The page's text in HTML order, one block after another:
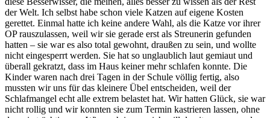
der Welt. Ich selbst habe schon viele Katzen auf eigene Kosten
gerettet. Einmal hatte ich keine andere Wahl, als die Katze vor ihrer
OP rauszulassen, weil wir sie gerade erst als Streunerin gefunden
hatten – sie war es also total gewohnt, draußen zu sein, und wollte
nicht eingesperrt werden. Sie hat so unglaublich laut gemiaut und
überall gekratzt, dass im Haus keiner mehr schlafen konnte. Die
Kinder waren nach drei Tagen in der Schule völlig fertig, also
mussten wir uns für das kleinere Übel entscheiden, weil der
Schlafmangel echt alle extrem belastet hat. Wir hatten Glück, sie war
nicht rollig und wir konnten sie zum Termin kastrieren lassen, ohne